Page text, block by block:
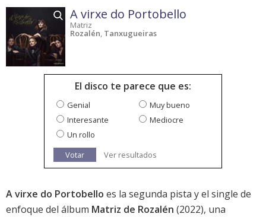
A virxe do Portobello
Matriz
Rozalén, Tanxugueiras
El disco te parece que es:
Genial
Muy bueno
Interesante
Mediocre
Un rollo
Votar
Ver resultados
A virxe do Portobello es la segunda pista y el single de
enfoque del álbum Matriz de Rozalén (2022), una